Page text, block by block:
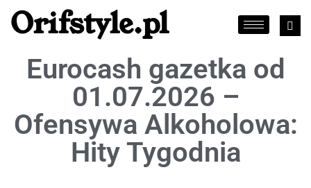
Orifstyle.pl
Eurocash gazetka od
01.07.2026 –
Ofensywa Alkoholowa:
Hity Tygodnia